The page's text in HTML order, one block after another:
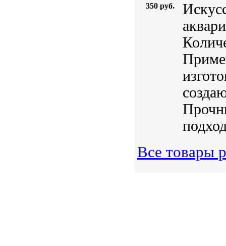
350 руб.
Все товары